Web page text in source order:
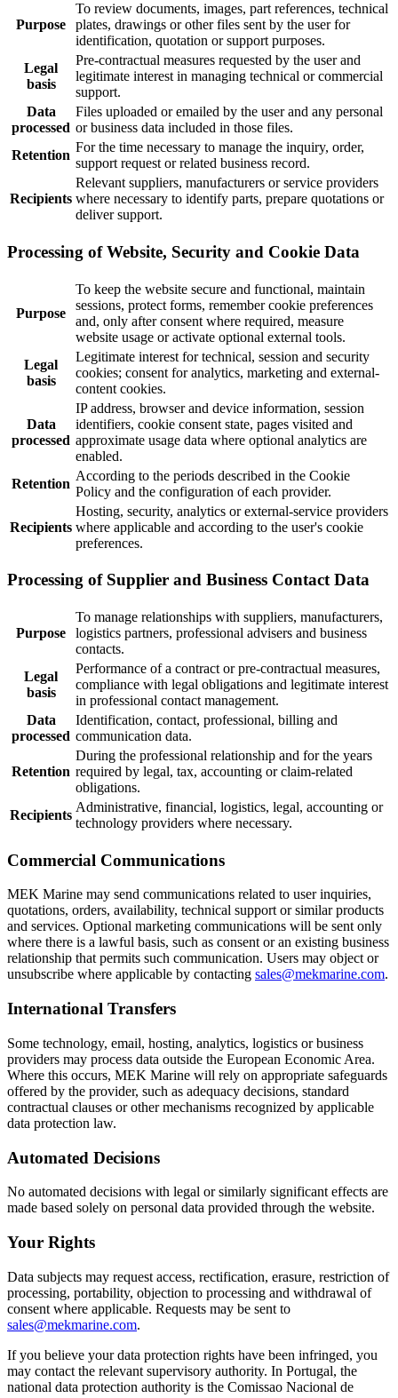
Purpose
To review documents, images, part references, technical
plates, drawings or other files sent by the user for
identification, quotation or support purposes.
Legal
basis
Pre-contractual measures requested by the user and
legitimate interest in managing technical or commercial
support.
Data
processed
Files uploaded or emailed by the user and any personal
or business data included in those files.
Retention
For the time necessary to manage the inquiry, order,
support request or related business record.
Recipients
Relevant suppliers, manufacturers or service providers
where necessary to identify parts, prepare quotations or
deliver support.
Processing of Website, Security and Cookie Data
Purpose
To keep the website secure and functional, maintain
sessions, protect forms, remember cookie preferences
and, only after consent where required, measure
website usage or activate optional external tools.
Legal
basis
Legitimate interest for technical, session and security
cookies; consent for analytics, marketing and external-
content cookies.
Data
processed
IP address, browser and device information, session
identifiers, cookie consent state, pages visited and
approximate usage data where optional analytics are
enabled.
Retention
According to the periods described in the Cookie
Policy and the configuration of each provider.
Recipients
Hosting, security, analytics or external-service providers
where applicable and according to the user's cookie
preferences.
Processing of Supplier and Business Contact Data
Purpose
To manage relationships with suppliers, manufacturers,
logistics partners, professional advisers and business
contacts.
Legal
basis
Performance of a contract or pre-contractual measures,
compliance with legal obligations and legitimate interest
in professional contact management.
Data
processed
Identification, contact, professional, billing and
communication data.
Retention
During the professional relationship and for the years
required by legal, tax, accounting or claim-related
obligations.
Recipients
Administrative, financial, logistics, legal, accounting or
technology providers where necessary.
Commercial Communications
MEK Marine may send communications related to user inquiries,
quotations, orders, availability, technical support or similar products
and services. Optional marketing communications will be sent only
where there is a lawful basis, such as consent or an existing business
relationship that permits such communication. Users may object or
unsubscribe where applicable by contacting sales@mekmarine.com.
International Transfers
Some technology, email, hosting, analytics, logistics or business
providers may process data outside the European Economic Area.
Where this occurs, MEK Marine will rely on appropriate safeguards
offered by the provider, such as adequacy decisions, standard
contractual clauses or other mechanisms recognized by applicable
data protection law.
Automated Decisions
No automated decisions with legal or similarly significant effects are
made based solely on personal data provided through the website.
Your Rights
Data subjects may request access, rectification, erasure, restriction of
processing, portability, objection to processing and withdrawal of
consent where applicable. Requests may be sent to
sales@mekmarine.com.
If you believe your data protection rights have been infringed, you
may contact the relevant supervisory authority. In Portugal, the
national data protection authority is the Comissao Nacional de